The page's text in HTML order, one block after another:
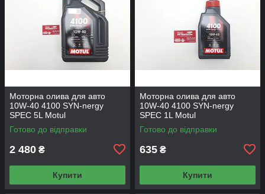
Моторна олива для авто
10W-40 4100 SYN-nergy
SPEC 5L Motul
Готово до відправки
2 480 ₴
Купити
Моторна олива для авто
10W-40 4100 SYN-nergy
SPEC 1L Motul
Готово до відправки
635 ₴
Купити